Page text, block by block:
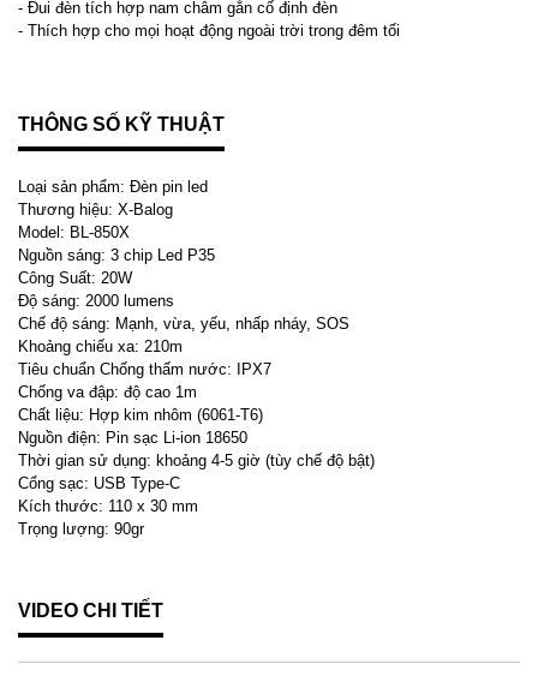
- Đui đèn tích hợp nam châm gắn cố định đèn
- Thích hợp cho mọi hoạt động ngoài trời trong đêm tối
THÔNG SỐ KỸ THUẬT
Loại sản phẩm: Đèn pin led
Thương hiệu: X-Balog
Model: BL-850X
Nguồn sáng: 3 chip Led P35
Công Suất: 20W
Độ sáng: 2000 lumens
Chế độ sáng: Mạnh, vừa, yếu, nhấp nháy, SOS
Khoảng chiếu xa: 210m
Tiêu chuẩn Chống thấm nước: IPX7
Chống va đập: độ cao 1m
Chất liệu: Hợp kim nhôm (6061-T6)
Nguồn điện: Pin sạc Li-ion 18650
Thời gian sử dụng: khoảng 4-5 giờ (tùy chế độ bật)
Cổng sạc: USB Type-C
Kích thước: 110 x 30 mm
Trọng lượng: 90gr
VIDEO CHI TIẾT